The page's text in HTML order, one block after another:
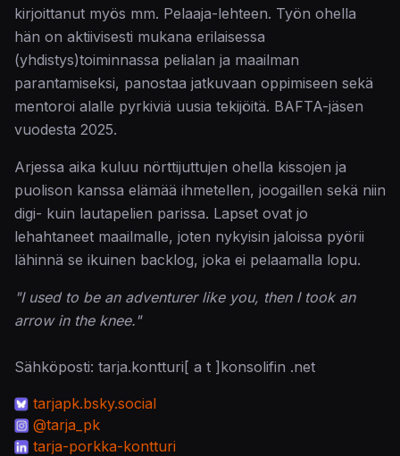
kirjoittanut myös mm. Pelaaja-lehteen. Työn ohella
hän on aktiivisesti mukana erilaisessa
(yhdistys)toiminnassa pelialan ja maailman
parantamiseksi, panostaa jatkuvaan oppimiseen sekä
mentoroi alalle pyrkiviä uusia tekijöitä. BAFTA-jäsen
vuodesta 2025.
Arjessa aika kuluu nörttijuttujen ohella kissojen ja
puolison kanssa elämää ihmetellen, joogaillen sekä niin
digi- kuin lautapelien parissa. Lapset ovat jo
lehahtaneet maailmalle, joten nykyisin jaloissa pyörii
lähinnä se ikuinen backlog, joka ei pelaamalla lopu.
"I used to be an adventurer like you, then I took an
arrow in the knee."
Sähköposti: tarja.kontturi[ a t ]konsolifin .net
tarjapk.bsky.social
@tarja_pk
tarja-porkka-kontturi